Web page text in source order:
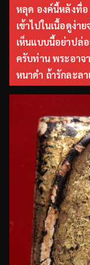
หลุด องค์นี้หลังทื่อ
เข้าไปในเนื้อดูง่า
เห็นแบบนี้อย่าปล่
ครับท่าน พระอาจ
หนาดำ ถ้ารักละล